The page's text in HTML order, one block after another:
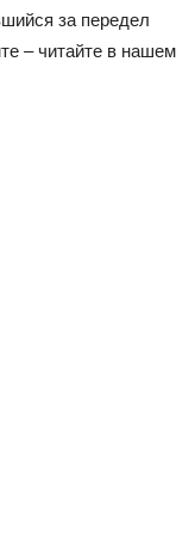
за передел
– читайте в нашем